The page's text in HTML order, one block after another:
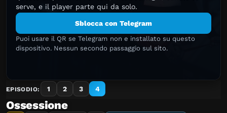
serve, e il player parte qui da solo.
Sblocca con Telegram
Puoi usare il QR se Telegram non e installato su questo
dispositivo. Nessun secondo passaggio sul sito.
EPISODIO: 1 2 3 4
Ossessione